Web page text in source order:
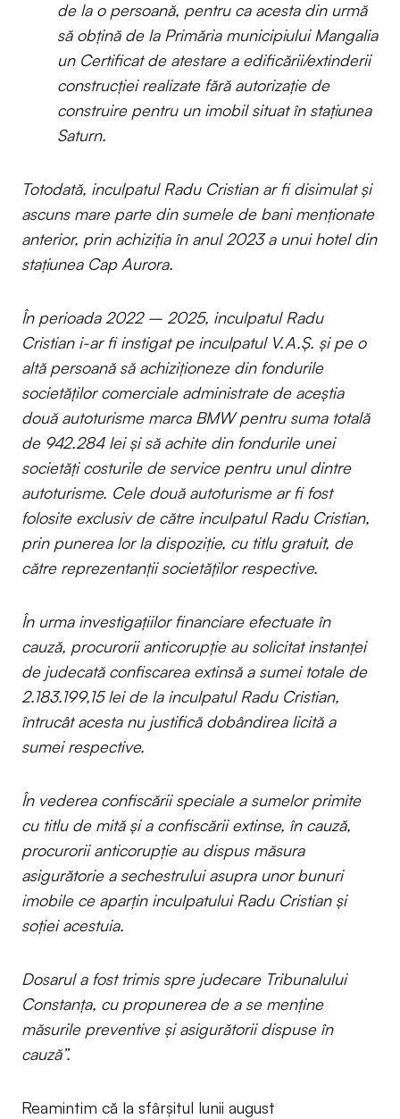
de la o persoană, pentru ca acesta din urmă
să obțină de la Primăria municipiului Mangalia
un Certificat de atestare a edificării/extinderii
construcției realizate fără autorizație de
construire pentru un imobil situat în stațiunea
Saturn.
Totodată, inculpatul Radu Cristian ar fi disimulat și
ascuns mare parte din sumele de bani menționate
anterior, prin achiziția în anul 2023 a unui hotel din
stațiunea Cap Aurora.
În perioada 2022 – 2025, inculpatul Radu
Cristian i-ar fi instigat pe inculpatul V.A.Ș. și pe o
altă persoană să achiziționeze din fondurile
societăților comerciale administrate de aceștia
două autoturisme marca BMW pentru suma totală
de 942.284 lei și să achite din fondurile unei
societăți costurile de service pentru unul dintre
autoturisme. Cele două autoturisme ar fi fost
folosite exclusiv de către inculpatul Radu Cristian,
prin punerea lor la dispoziție, cu titlu gratuit, de
către reprezentanții societăților respective.
În urma investigațiilor financiare efectuate în
cauză, procurorii anticorupție au solicitat instanței
de judecată confiscarea extinsă a sumei totale de
2.183.199,15 lei de la inculpatul Radu Cristian,
întrucât acesta nu justifică dobândirea licită a
sumei respective.
În vederea confiscării speciale a sumelor primite
cu titlu de mită și a confiscării extinse, în cauză,
procurorii anticorupție au dispus măsura
asigurătorie a sechestrului asupra unor bunuri
imobile ce aparțin inculpatului Radu Cristian și
soției acestuia.
Dosarul a fost trimis spre judecare Tribunalului
Constanța, cu propunerea de a se menține
măsurile preventive și asigurătorii dispuse în
cauză”.
Reamintim că la sfârșitul lunii august